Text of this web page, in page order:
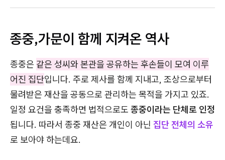
종중,가문이 함께 지켜온 역사
종중은 같은 성씨와 본관을 공유하는 후손들이 모여 이루
어진 집단입니다. 주로 제사를 함께 지내고, 조상으로부터
물려받은 재산을 공동으로 관리하는 목적을 가지고 있죠.
일정 요건을 충족하면 법적으로도 종중이라는 단체로 인정
됩니다. 따라서 종중 재산은 개인이 아닌 집단 전체의 소유
로 보아야 하는데요.